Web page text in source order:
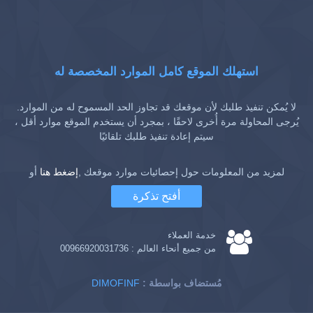
استهلك الموقع كامل الموارد المخصصة له
لا يُمكن تنفيذ طلبك لأن موقعك قد تجاوز الحد المسموح له من الموارد.
يُرجى المحاولة مرة أُخرى لاحقًا ، بمجرد أن يستخدم الموقع موارد أقل ،
سيتم إعادة تنفيذ طلبك تلقائيًا
لمزيد من المعلومات حول إحصائيات موارد موقعك ,إضغط هنا أو
أفتح تذكرة
خدمة العملاء
من جميع أنحاء العالم : 00966920031736
DIMOFINF : مُستضاف بواسطة